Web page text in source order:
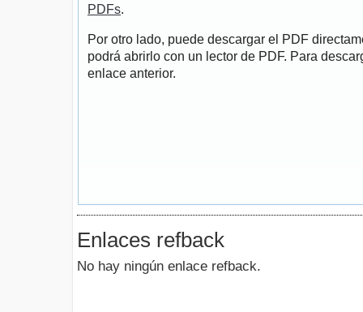
PDFs.
Por otro lado, puede descargar el PDF
podrá abrirlo con un lector de PDF. Para
enlace anterior.
Enlaces refback
No hay ningún enlace refback.